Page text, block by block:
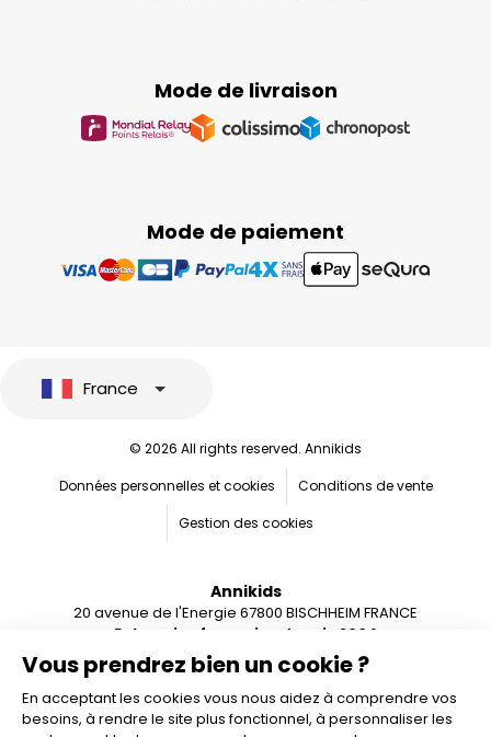
Mode de paiement
Mode de livraison
Vous prendrez bien un cookie ?
En acceptant les cookies vous nous aidez à comprendre vos
besoins, à rendre le site plus fonctionnel, à personnaliser les
France
© 2026 All rights reserved. Annikids
Données personnelles et cookies
Conditions de vente
Gestion des cookies
Annikids
20 avenue de l'Energie 67800 BISCHHEIM FRANCE
Entreprise française depuis 2004